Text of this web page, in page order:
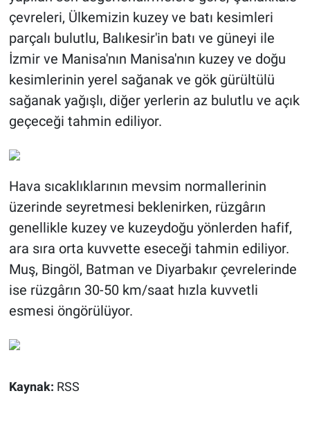
çevreleri, Ülkemizin kuzey ve batı kesimleri
parçalı bulutlu, Balıkesir'in batı ve güneyi ile
İzmir ve Manisa'nın Manisa'nın kuzey ve doğu
kesimlerinin yerel sağanak ve gök gürültülü
sağanak yağışlı, diğer yerlerin az bulutlu ve açık
geçeceği tahmin ediliyor.
Hava sıcaklıklarının mevsim normallerinin
üzerinde seyretmesi beklenirken, rüzgârın
genellikle kuzey ve kuzeydoğu yönlerden hafif,
ara sıra orta kuvvette eseceği tahmin ediliyor.
Muş, Bingöl, Batman ve Diyarbakır çevrelerinde
ise rüzgârın 30-50 km/saat hızla kuvvetli
esmesi öngörülüyor.
Kaynak: RSS